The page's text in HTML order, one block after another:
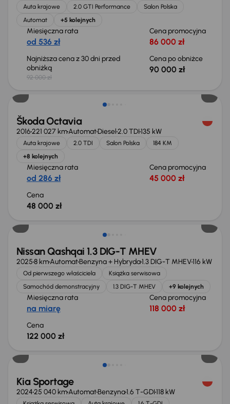
Auta krajowe 2.0 GTI Performance
Salon Polska
Automat
+5 kolejnych
Miesięczna rata
od 536 zł
Cena promocyjna
86 000 zł
Najniższa cena z 30 dni przed
obniżką
92 000 zł
Cena po obniżce
90 000 zł
Škoda Octavia
2016221 027 kmAutomatDiesel2.0 TDI135 kW
Auta krajowe 2.0 TDI Salon Polska
184 KM
+8 kolejnych
Miesięczna rata
od 286 zł
Cena promocyjna
45 000 zł
Cena
48 000 zł
Od nowego taniej o 36 775 zł
Nissan Qashqai 1.3 DIG-T MHEV
20258 kmAutomatBenzyna + Hybryda1.3 DIG-T MHEV116 kW
Od pierwszego właściciela
Książka serwisowa
Samochód demonstracyjny
1.3 DIG-T MHEV +9 kolejnych
Miesięczna rata
na miarę
Cena promocyjna
118 000 zł
Cena
122 000 zł
Kia Sportage
202425 040 kmAutomatBenzyna1.6 T-GDI118 kW